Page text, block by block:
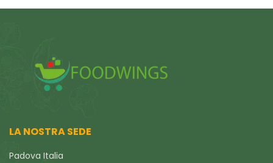
LA NOSTRA SEDE
Padova Italia